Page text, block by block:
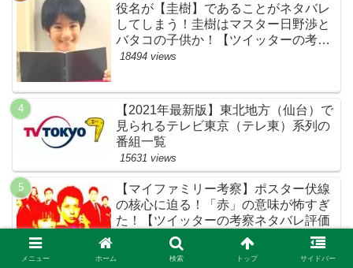
役名が【圭樹】であることがネタバレ
してしまう！圭樹はマスター日野渉と
バタコの子供か！【ツイッターの考察
ネタバレ感想評価評判あらすじ原作犯
18494 views
【2021年最新版】東北地方（仙台）で
見られるテレビ東京（テレ東）系列の
番組一覧
15631 views
【マイファミリー考察】ポスター伏線
の核心に迫る！「赤」の意味が怖すぎ
た！【ツイッターの考察ネタバレ評価
黒幕評判感想批判原作犯人キャスト脚
本あらすじ伏線まとめ】
14432 views
メニュー ホーム 検索 トップ サイドバー